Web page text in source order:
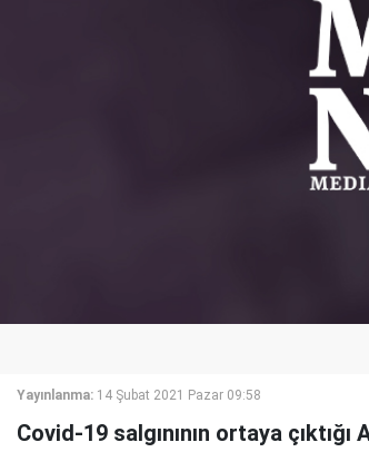
Yayınlanma: 14 Şubat 2021 Pazar 09:58
Covid-19 salgınının ortaya